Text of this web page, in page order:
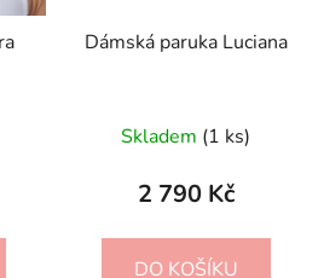
Dámská paruka Luciana
Skladem (1 ks)
2 790 Kč
DO KOŠÍKU